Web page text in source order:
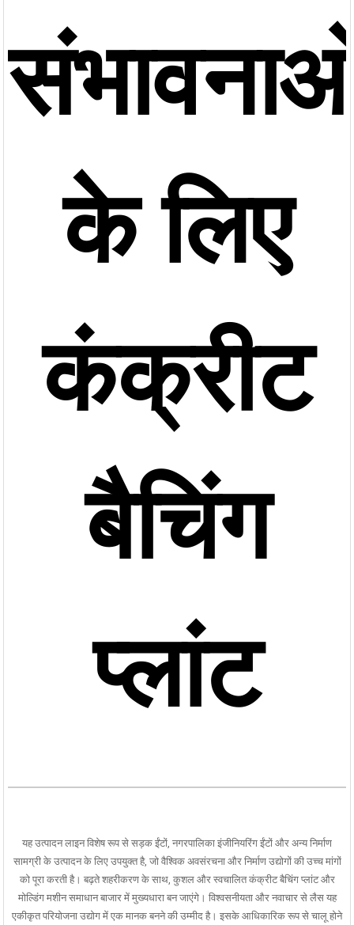
के लिए
कंक्रीट
बैचिंग
प्लांट
यह उत्पादन लाइन विशेष रूप से सड़क ईंटों, नगरपालिका इंजीनियरिंग ईंटों और अन्य निर्माण
सामग्री के उत्पादन के लिए उपयुक्त है, जो वैश्विक अवसंरचना और निर्माण उद्योगों की उच्च मांगों
को पूरा करती है। बढ़ते शहरीकरण के साथ, कुशल और स्वचालित कंक्रीट बैचिंग प्लांट और
मोल्डिंग मशीन समाधान बाजार में मुख्यधारा बन जाएंगे। विश्वसनीयता और नवाचार से लैस यह
एकीकृत परियोजना उद्योग में एक मानक बनने की उम्मीद है। इसके आधिकारिक रूप से चालू होने